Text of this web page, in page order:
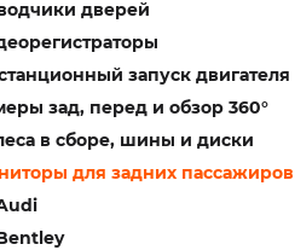
дверей
запуск двигателя
зад, перед и обзор 360°
в сборе, шины и диски
для задних пассажиров